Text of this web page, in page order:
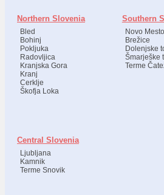
Northern Slovenia
Bled
Bohinj
Pokljuka
Radovljica
Kranjska Gora
Kranj
Cerklje
Škofja Loka
Southern
Novo Mesto
Brežice
Dolenjske
Šmarješke
Terme
Central Slovenia
Ljubljana
Kamnik
Terme Snovik